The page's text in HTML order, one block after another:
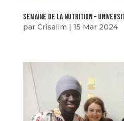
Semaine de la nutrition –
par Crisalim | 15 Mar 2024